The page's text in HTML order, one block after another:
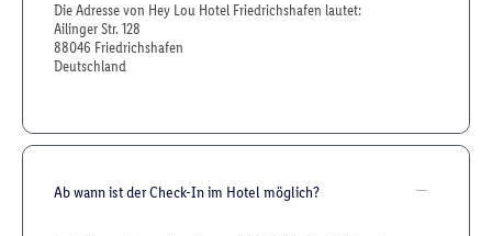
Die Adresse von Hey Lou Hotel Friedrichshafen lautet:
Ailinger Str. 128
88046 Friedrichshafen
Deutschland
Ab wann ist der Check-In im Hotel möglich?